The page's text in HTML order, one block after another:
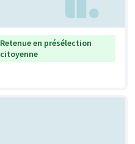
Retenue en présélection
citoyenne